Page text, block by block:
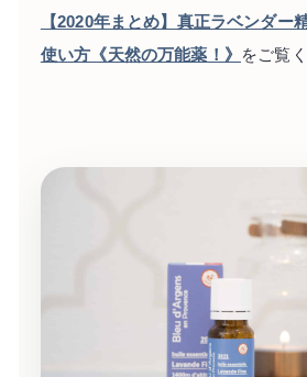
【2020年まとめ】真正ラベンダー
使い方《天然の万能薬！》 をご覧